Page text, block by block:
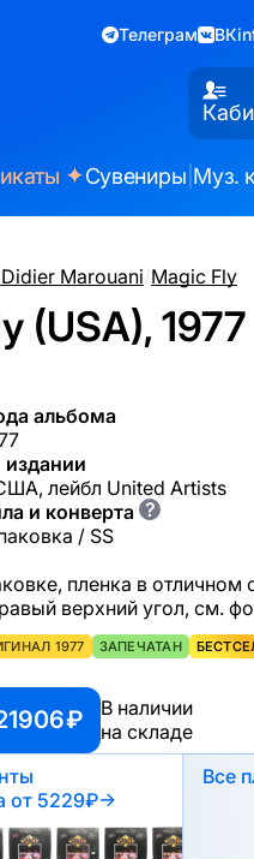
Телеграм ВК
✦Сувениры Муз.
Marouani/Magic Fly
(USA), 1977
альбома
лейбл United Artists
и конверта ?
/ SS
пленка в отличном
верхний угол, см.
1977 ЗАПЕЧАТАН
₽
В наличии
на складе
от 5229₽→
Все